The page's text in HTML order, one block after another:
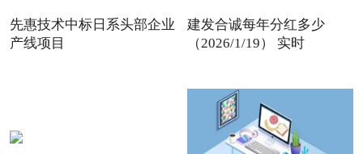
先惠技术中标日系头部企业
产线项目
建发合诚每年分红多少
（2026/1/19） 实时